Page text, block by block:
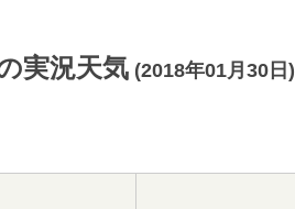
実況天気 (2018年01月30日)